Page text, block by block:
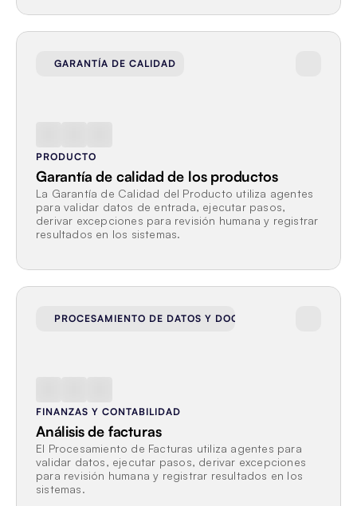
GARANTÍA DE CALIDAD
PRODUCTO
Garantía de calidad de los productos
La Garantía de Calidad del Producto utiliza agentes
para validar datos de entrada, ejecutar pasos,
derivar excepciones para revisión humana y registrar
resultados en los sistemas.
PROCESAMIENTO DE DATOS Y DOCUMENTOS
FINANZAS Y CONTABILIDAD
Análisis de facturas
El Procesamiento de Facturas utiliza agentes para
validar datos, ejecutar pasos, derivar excepciones
para revisión humana y registrar resultados en los
sistemas.